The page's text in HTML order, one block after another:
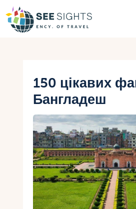
Гарячі тури
Типи Турів
Країни
Інфо
Блог
Контакти
150 цікавих
Бангладеш